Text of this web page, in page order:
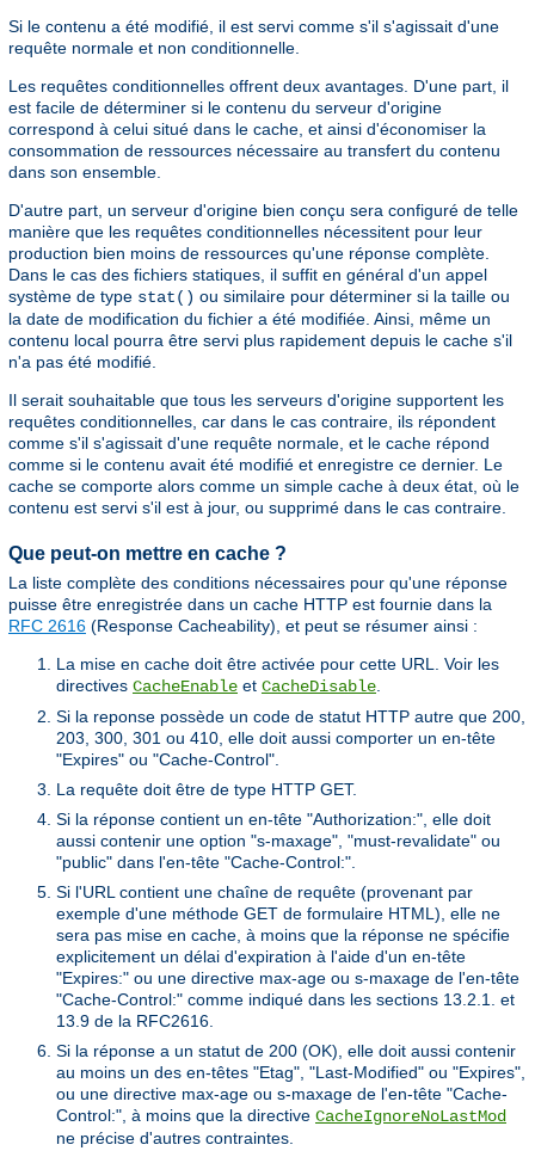
Si le contenu a été modifié, il est servi comme s'il s'agissait d'une
requête normale et non conditionnelle.
Les requêtes conditionnelles offrent deux avantages. D'une part, il
est facile de déterminer si le contenu du serveur d'origine
correspond à celui situé dans le cache, et ainsi d'économiser la
consommation de ressources nécessaire au transfert du contenu
dans son ensemble.
D'autre part, un serveur d'origine bien conçu sera configuré de telle
manière que les requêtes conditionnelles nécessitent pour leur
production bien moins de ressources qu'une réponse complète.
Dans le cas des fichiers statiques, il suffit en général d'un appel
système de type stat() ou similaire pour déterminer si la taille ou
la date de modification du fichier a été modifiée. Ainsi, même un
contenu local pourra être servi plus rapidement depuis le cache s'il
n'a pas été modifié.
Il serait souhaitable que tous les serveurs d'origine supportent les
requêtes conditionnelles, car dans le cas contraire, ils répondent
comme s'il s'agissait d'une requête normale, et le cache répond
comme si le contenu avait été modifié et enregistre ce dernier. Le
cache se comporte alors comme un simple cache à deux état, où le
contenu est servi s'il est à jour, ou supprimé dans le cas contraire.
Que peut-on mettre en cache ?
La liste complète des conditions nécessaires pour qu'une réponse
puisse être enregistrée dans un cache HTTP est fournie dans la
RFC 2616 (Response Cacheability), et peut se résumer ainsi :
La mise en cache doit être activée pour cette URL. Voir les
directives CacheEnable et CacheDisable.
Si la reponse possède un code de statut HTTP autre que 200,
203, 300, 301 ou 410, elle doit aussi comporter un en-tête
"Expires" ou "Cache-Control".
La requête doit être de type HTTP GET.
Si la réponse contient un en-tête "Authorization:", elle doit
aussi contenir une option "s-maxage", "must-revalidate" ou
"public" dans l'en-tête "Cache-Control:".
Si l'URL contient une chaîne de requête (provenant par
exemple d'une méthode GET de formulaire HTML), elle ne
sera pas mise en cache, à moins que la réponse ne spécifie
explicitement un délai d'expiration à l'aide d'un en-tête
"Expires:" ou une directive max-age ou s-maxage de l'en-tête
"Cache-Control:" comme indiqué dans les sections 13.2.1. et
13.9 de la RFC2616.
Si la réponse a un statut de 200 (OK), elle doit aussi contenir
au moins un des en-têtes "Etag", "Last-Modified" ou "Expires",
ou une directive max-age ou s-maxage de l'en-tête "Cache-
Control:", à moins que la directive CacheIgnoreNoLastMod
ne précise d'autres contraintes.